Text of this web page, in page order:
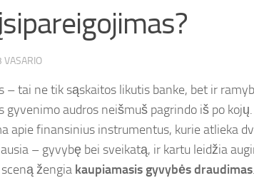
– tai ne tik sąskaitos likutis banke, bet ir
gyvenimo audros neišmuš pagrindo iš po
apie finansinius instrumentus, kurie atlieka
– gyvybę bei sveikatą, ir kartu leidžia
žengia kaupiamasis gyvybės draudimas